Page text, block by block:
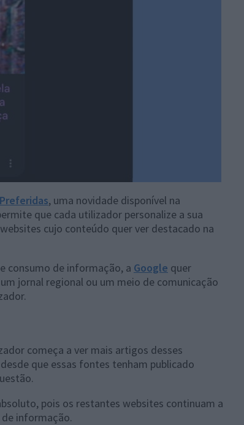
, uma novidade disponível na
que cada utilizador personalize a sua
cujo conteúdo quer ver destacado na
consumo de informação, a Google quer
jornal regional ou um meio de comunicação
começa a ver mais artigos desses
que essas fontes tenham publicado
pois os restantes websites continuam a
informação.